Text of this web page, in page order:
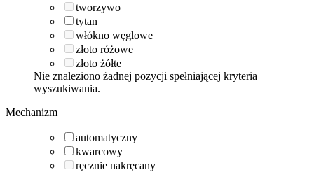
tworzywo
tytan
włókno węglowe
złoto różowe
złoto żółte
Nie znaleziono żadnej pozycji spełniającej kryteria
wyszukiwania.
Mechanizm
automatyczny
kwarcowy
ręcznie nakręcany